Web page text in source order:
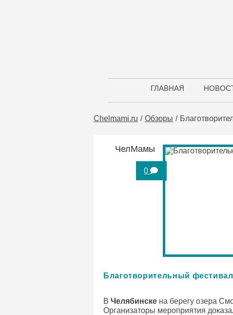
ГЛАВНАЯ
Chelmami.ru Обзоры
ЧелМамы
0
Благотворительный
ВЧелябинске на берегу озера
Организаторы мероприятия